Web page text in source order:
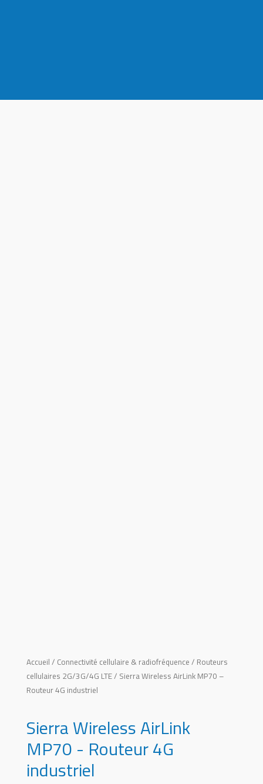
Accueil / Connectivité cellulaire & radiofréquence / Routeurs
cellulaires 2G/3G/4G LTE/ Sierra Wireless AirLink MP70 –
Routeur 4G industriel
Sierra Wireless AirLink
MP70 - Routeur 4G
industriel